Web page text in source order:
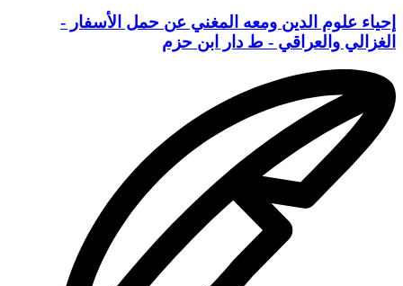
إحياء علوم الدين ومعه المغني عن حمل الأسفار -
الغزالي والعراقي - ط دار ابن حزم